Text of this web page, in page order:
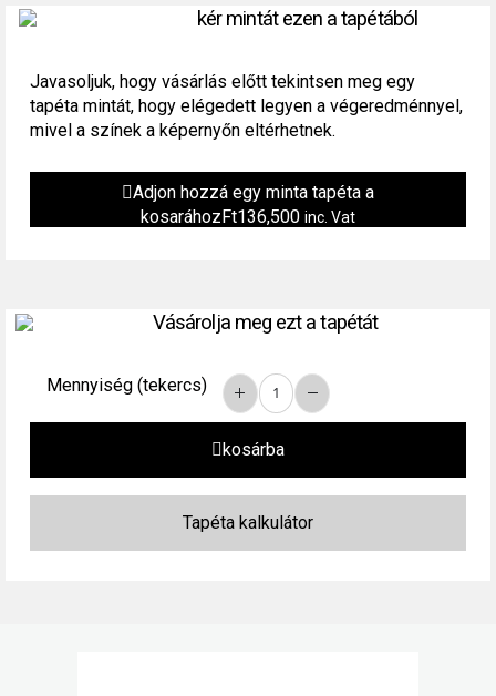
kér mintát ezen a tapétából
Javasoljuk, hogy vásárlás előtt tekintsen meg egy
tapéta mintát, hogy elégedett legyen a végeredménnyel,
mivel a színek a képernyőn eltérhetnek.
Adjon hozzá egy minta tapéta a
kosaráhozFt136,500 inc. Vat
Vásárolja meg ezt a tapétát
Mennyiség (tekercs)
kosárba